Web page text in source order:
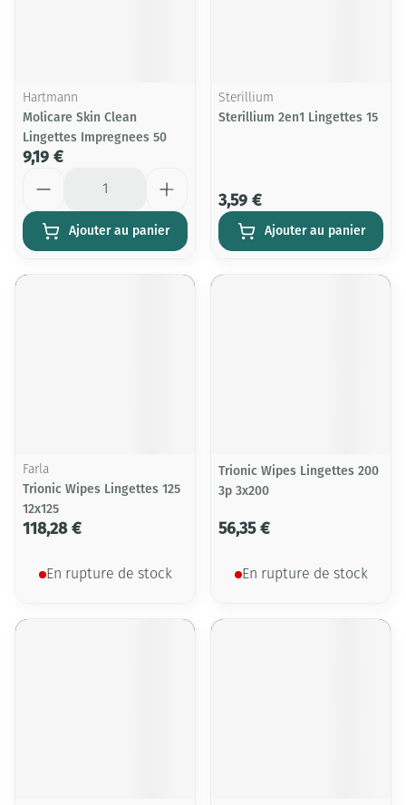
Hartmann
Molicare Skin Clean
Lingettes Impregnees 50
9,19 €
Ajouter au panier
Sterillium
Sterillium 2en1 Lingettes 15
3,59 €
Ajouter au panier
Farla
Trionic Wipes Lingettes 125
12x125
118,28 €
En rupture de stock
Trionic Wipes Lingettes 200
3p 3x200
56,35 €
En rupture de stock